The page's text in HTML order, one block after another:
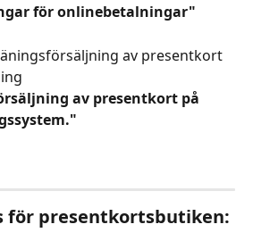
för onlinebetalningar"
av presentkort
av presentkort på
för presentkortsbutiken: